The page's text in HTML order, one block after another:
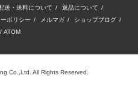
送・送料について / 返品について /
ポリシー / メルマガ / ショップブログ /
/ ATOM
Co.,Ltd. All Rights Reserved.